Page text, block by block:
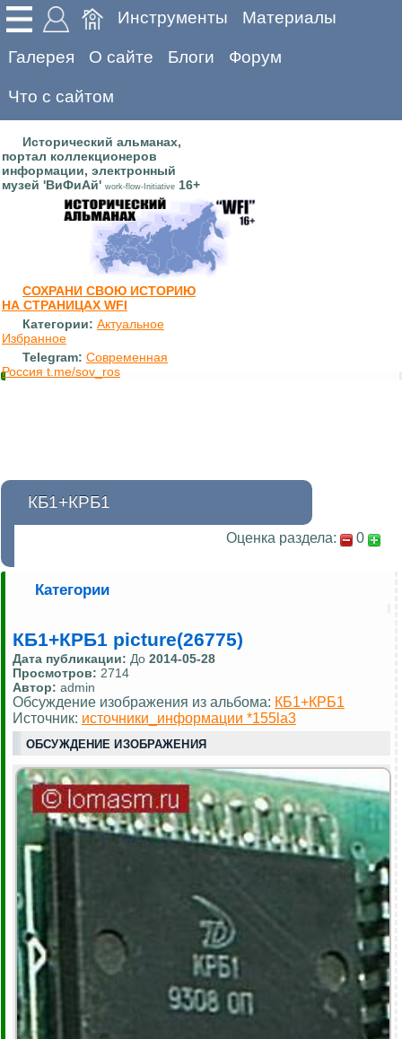
Инструменты Материалы
Галерея О сайте Блоги Форум
Что с сайтом
Исторический альманах,
портал коллекционеров
информации, электронный
музей 'ВиФиАй' work-flow-Initiative 16+
СОХРАНИ СВОЮ ИСТОРИЮ
НА СТРАНИЦАХ WFI
Категории: Актуальное
Избранное
Telegram: Современная
Россия t.me/sov_ros
КБ1+КРБ1
Оценка раздела: 0
Категории
КБ1+КРБ1 picture(26775)
Дата публикации: До 2014-05-28
Просмотров: 2714
Автор: admin
Обсуждение изображения из альбома: КБ1+КРБ1
Источник: источники_информации *155la3
ОБСУЖДЕНИЕ ИЗОБРАЖЕНИЯ